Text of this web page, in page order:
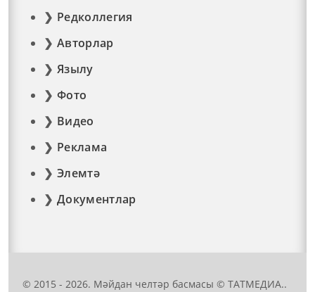
Редколлегия
Авторлар
Язылу
Фото
Видео
Реклама
Элемтә
Документлар
© 2015 - 2026. Мәйдан челтәр басмасы © ТАТМЕДИА..